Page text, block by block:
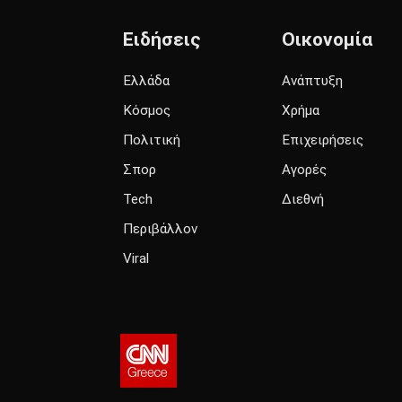
Ειδήσεις
Ελλάδα
Κόσμος
Πολιτική
Σπορ
Tech
Περιβάλλον
Viral
Οικονομία
Ανάπτυξη
Χρήμα
Επιχειρήσεις
Αγορές
Διεθνή